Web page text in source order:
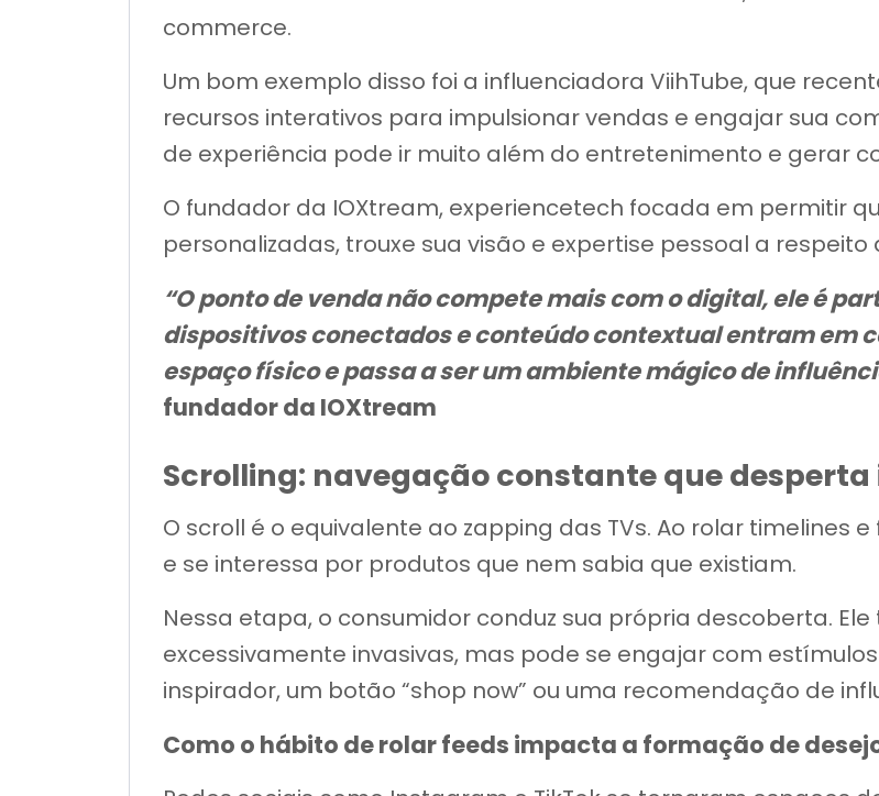
commerce.
Um bom exemplo disso foi a influenciadora ViihTube, que
recursos interativos para impulsionar vendas e engajar sua
de experiência pode ir muito além do entretenimento e gerar
O fundador da IOXtream, experiencetech focada em permitir
personalizadas, trouxe sua visão e expertise pessoal a respeito
“O ponto de venda não compete mais com o digital, ele é
dispositivos conectados e conteúdo contextual entram em
espaço físico e passa a ser um ambiente mágico de
fundador da IOXtream
Scrolling: navegação constante que desperta
O scroll é o equivalente ao zapping das TVs. Ao rolar timelines
e se interessa por produtos que nem sabia que existiam.
Nessa etapa, o consumidor conduz sua própria descoberta.
excessivamente invasivas, mas pode se engajar com
inspirador, um botão “shop now” ou uma recomendação de
Como o hábito de rolar feeds impacta a formação de